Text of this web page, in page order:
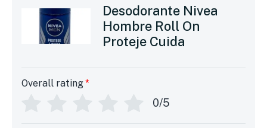
Desodorante Nivea
Hombre Roll On
Proteje Cuida
Overall rating*
0/5